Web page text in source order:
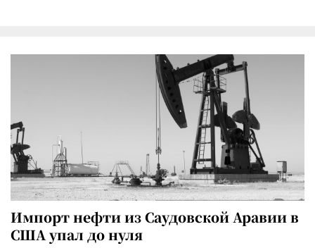
Импорт нефти из Саудовской Аравии в
США упал до нуля